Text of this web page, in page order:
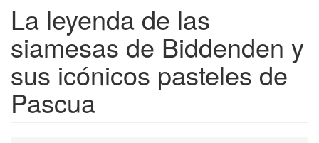
La leyenda de las
siamesas de Biddenden y
sus icónicos pasteles de
Pascua